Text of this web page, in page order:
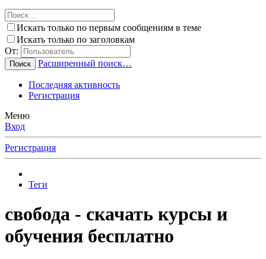
Искать только по первым сообщениям в теме
Искать только по заголовкам
От:
Поиск Расширенный поиск…
Последняя активность
Регистрация
Меню
Вход
Регистрация
Теги
свобода - скачать курсы и
обучения бесплатно